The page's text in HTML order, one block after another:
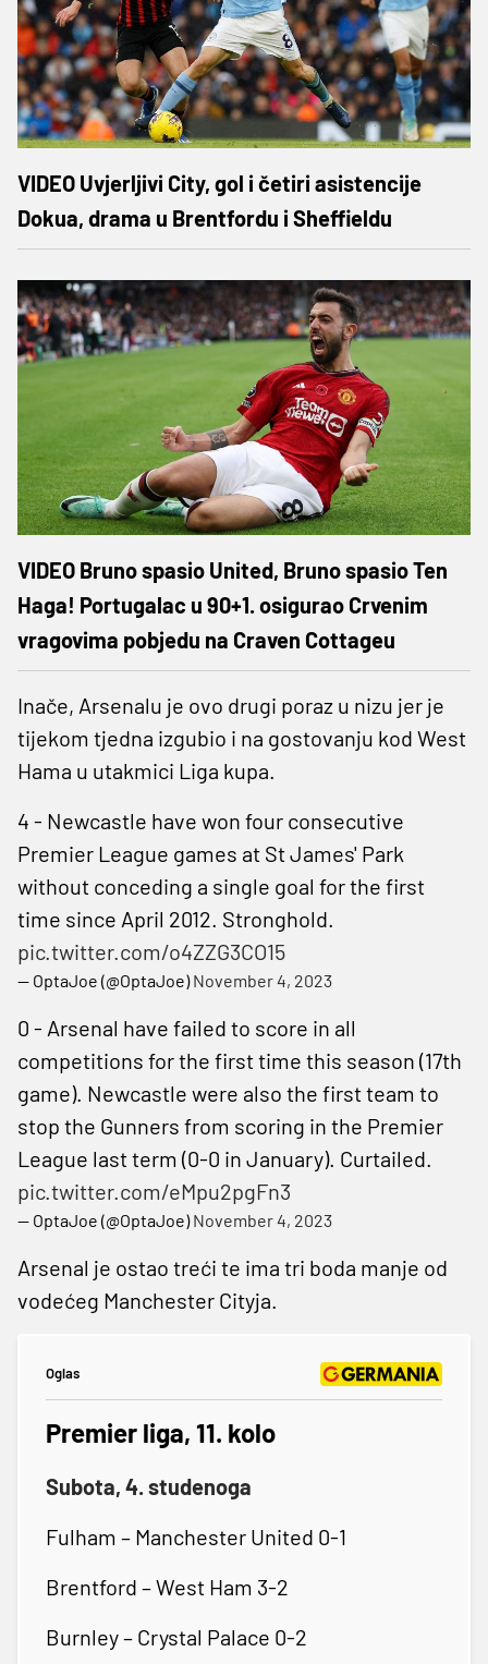
VIDEO Uvjerljivi City, gol i četiri asistencije
Dokua, drama u Brentfordu i Sheffieldu
VIDEO Bruno spasio United, Bruno spasio Ten
Haga! Portugalac u 90+1. osigurao Crvenim
vragovima pobjedu na Craven Cottageu
Inače, Arsenalu je ovo drugi poraz u nizu jer je
tijekom tjedna izgubio i na gostovanju kod West
Hama u utakmici Liga kupa.
4 - Newcastle have won four consecutive
Premier League games at St James' Park
without conceding a single goal for the first
time since April 2012. Stronghold.
pic.twitter.com/o4ZZG3CO15
— OptaJoe (@OptaJoe)November 4, 2023
0 - Arsenal have failed to score in all
competitions for the first time this season (17th
game). Newcastle were also the first team to
stop the Gunners from scoring in the Premier
League last term (0-0 in January). Curtailed.
pic.twitter.com/eMpu2pgFn3
— OptaJoe (@OptaJoe)November 4, 2023
Arsenal je ostao treći te ima tri boda manje od
vodećeg Manchester Cityja.
Oglas
Premier liga, 11. kolo
Subota, 4. studenoga
Fulham – Manchester United 0-1
Brentford – West Ham 3-2
Burnley – Crystal Palace 0-2